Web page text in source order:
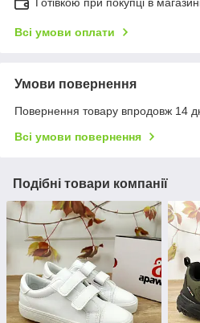
Всі умови оплати
Умови повернення
Повернення товару впродовж 14
Всі умови повернення
Подібні товари компанії